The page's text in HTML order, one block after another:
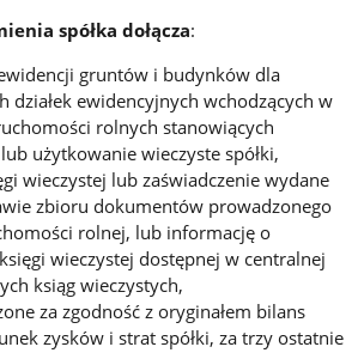
spółka dołącza:
gruntów i budynków dla
działek ewidencyjnych wchodzących w
rolnych stanowiących
lub użytkowanie wieczyste spółki,
wieczystej lub zaświadczenie wydane
zbioru dokumentów prowadzonego
rolnej, lub informację o
wieczystej dostępnej w centralnej
ksiąg wieczystych,
za zgodność z oryginałem bilans
zysków i strat spółki, za trzy ostatnie